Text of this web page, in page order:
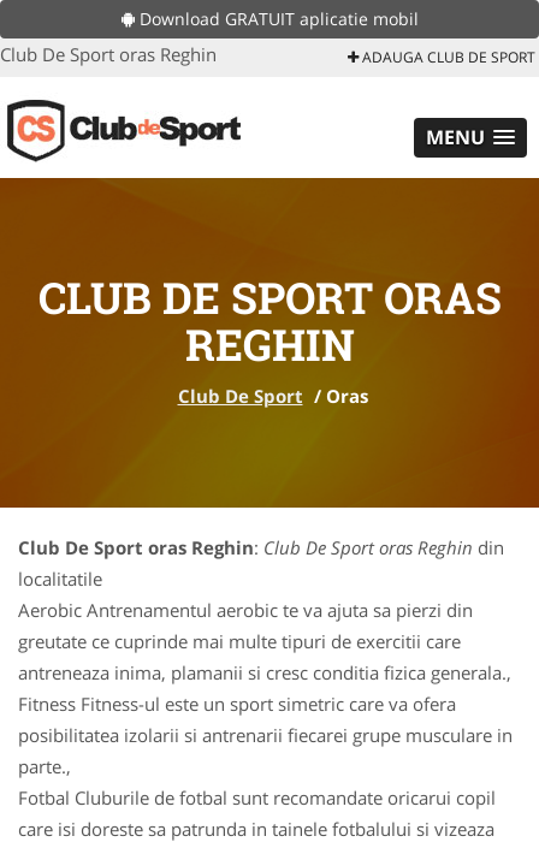
Download GRATUIT aplicatie mobil
Club De Sport oras Reghin ADAUGA CLUB DE SPORT
MENU
CLUB DE SPORT ORAS
REGHIN
Club De Sport / Oras
Club De Sport oras Reghin: Club De Sport oras Reghin din
localitatile
Aerobic Antrenamentul aerobic te va ajuta sa pierzi din
greutate ce cuprinde mai multe tipuri de exercitii care
antreneaza inima, plamanii si cresc conditia fizica generala.,
Fitness Fitness-ul este un sport simetric care va ofera
posibilitatea izolarii si antrenarii fiecarei grupe musculare in
parte.,
Fotbal Cluburile de fotbal sunt recomandate oricarui copil
care isi doreste sa patrunda in tainele fotbalului si vizeaza